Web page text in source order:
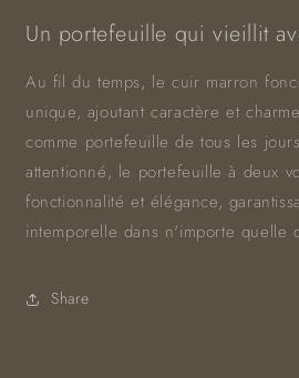
Un portefeuille qui vieillit
Au fil du temps, le cuir marron
unique, ajoutant caractère et
comme portefeuille de tous les
attentionné, le portefeuille à deux
fonctionnalité et élégance,
intemporelle dans n'importe quelle
Share